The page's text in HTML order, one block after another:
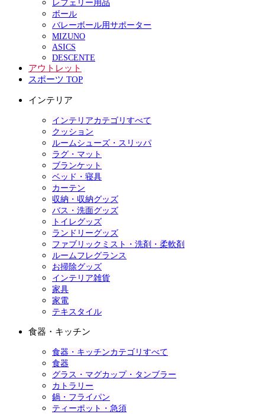
レフェリー用品
ボール
バレーボール用サポーター
MIZUNO
ASICS
DESCENTE
アウトレット
スポーツ TOP
インテリア
インテリアカテゴリすべて
クッション
ルームシューズ・スリッパ
ラグ・マット
ブランケット
ベッド・寝具
カーテン
収納・収納グッズ
バス・洗面グッズ
トイレグッズ
ランドリーグッズ
ファブリックミスト・洗剤・柔軟剤
ルームフレグランス
お掃除グッズ
インテリア雑貨
家具
家電
テキスタイル
食器・キッチン
食器・キッチンカテゴリすべて
食器
グラス・マグカップ・タンブラー
カトラリー
鍋・フライパン
ティーポット・急須